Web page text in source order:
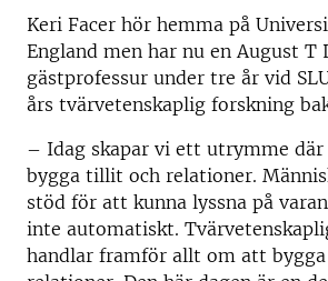
Keri Facer hör hemma på
England men har nu en August T
gästprofessur under tre år vid
års tvärvetenskaplig forskning
– Idag skapar vi ett utrymme
bygga tillit och relationer.
stöd för att kunna lyssna på
inte automatiskt.
handlar framför allt om att bygga